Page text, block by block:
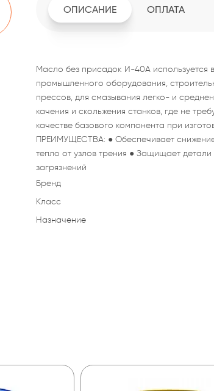
ОПИСАНИЕ ОПЛАТА
Масло без присадок И-40А используется
промышленного оборудования,
прессов, для смазывания легко- и
качения и скольжения станков, где не
качестве базового компонента при
ПРЕИМУЩЕСТВА: ● Обеспечивает
тепло от узлов трения ● Защищает
загрязнений
Бренд
Класс
Назначение